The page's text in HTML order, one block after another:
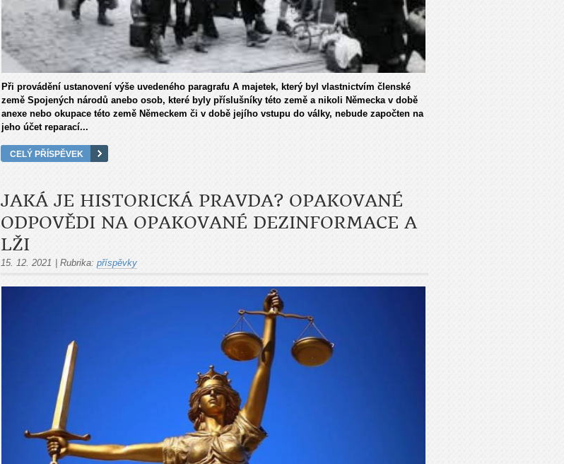
Při provádění ustanovení výše uvedeného paragrafu A majetek, který byl vlastnictvím členské
země Spojených národů anebo osob, které byly příslušníky této země a nikoli Německa v době
anexe nebo okupace této země Německem či v době jejího vstupu do války, nebude za­počten na
jeho účet reparací...
CELÝ PŘÍSPĚVEK
JAKÁ JE HISTORICKÁ PRAVDA? OPAKOVANÉ
ODPOVĚDI NA OPAKOVANÉ DEZINFORMACE A
LŽI
15. 12. 2021 | Rubrika: příspěvky